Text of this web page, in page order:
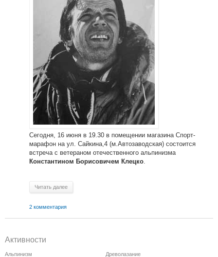
Сегодня, 16 июня в 19.30 в помещении магазина Спорт-
марафон на ул. Сайкина,4 (м.Автозаводская) состоится
встреча с ветераном отечественного альпинизма
Константином Борисовичем Клецко.
Читать далее
2 комментария
Активности
Альпинизм
Древолазание